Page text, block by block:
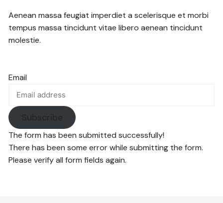
Aenean massa feugiat imperdiet a scelerisque et morbi
tempus massa tincidunt vitae libero aenean tincidunt
molestie.
Email
Subscribe
The form has been submitted successfully!
There has been some error while submitting the form.
Please verify all form fields again.